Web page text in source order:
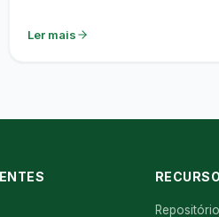
Ler mais